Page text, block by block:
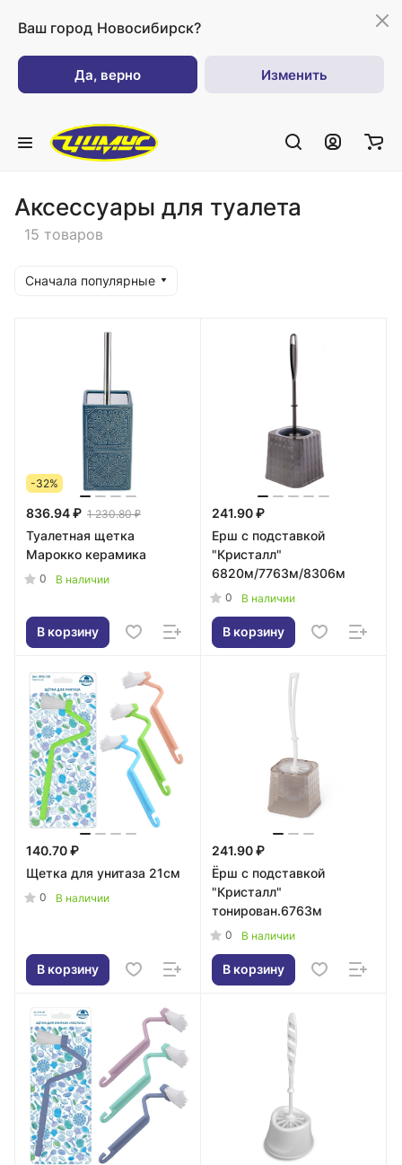
Ваш город Новосибирск?
Да, верно Изменить
Аксессуары для туалета
15 товаров
Сначала популярные
-32%
836.94 ₽ 1 230.80 ₽
Туалетная щетка
Марокко керамика
0 В наличии
В корзину
241.90 ₽
Ерш с подставкой
"Кристалл"
6820м/7763м/8306м
0 В наличии
В корзину
140.70 ₽
Щетка для унитаза 21см
0 В наличии
В корзину
241.90 ₽
Ёрш с подставкой
"Кристалл"
тонирован.6763м
0 В наличии
В корзину